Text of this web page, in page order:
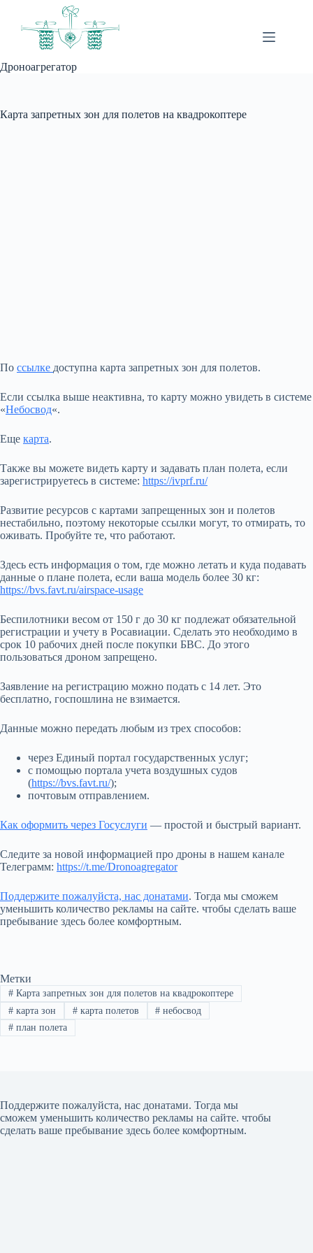
Дроноагрегатор
Карта запретных зон для полетов на квадрокоптере
По ссылке доступна карта запретных зон для полетов.
Если ссылка выше неактивна, то карту можно увидеть в системе
«Небосвод«.
Еще карта.
Также вы можете видеть карту и задавать план полета, если
зарегистрируетесь в системе: https://ivprf.ru/
Развитие ресурсов с картами запрещенных зон и полетов
нестабильно, поэтому некоторые ссылки могут, то отмирать, то
оживать. Пробуйте те, что работают.
Здесь есть информация о том, где можно летать и куда подавать
данные о плане полета, если ваша модель более 30 кг:
https://bvs.favt.ru/airspace-usage
Беспилотники весом от 150 г до 30 кг подлежат обязательной
регистрации и учету в Росавиации. Сделать это необходимо в
срок 10 рабочих дней после покупки БВС. До этого
пользоваться дроном запрещено.
Заявление на регистрацию можно подать с 14 лет. Это
бесплатно, госпошлина не взимается.
Данные можно передать любым из трех способов:
через Единый портал государственных услуг;
с помощью портала учета воздушных судов
(https://bvs.favt.ru/);
почтовым отправлением.
Как оформить через Госуслуги — простой и быстрый вариант.
Следите за новой информацией про дроны в нашем канале
Телеграмм: https://t.me/Dronoagregator
Поддержите пожалуйста, нас донатами. Тогда мы сможем
уменьшить количество рекламы на сайте. чтобы сделать ваше
пребывание здесь более комфортным.
Метки
#Карта запретных зон для полетов на квадрокоптере
#карта зон #карта полетов # небосвод
#план полета
Поддержите пожалуйста, нас донатами. Тогда мы
сможем уменьшить количество рекламы на сайте. чтобы
сделать ваше пребывание здесь более комфортным.